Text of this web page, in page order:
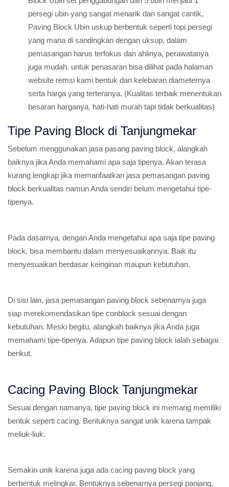
persegi ubin yang sangat menarik dan sangat cantik,
Paving Block Ubin uskup berbentuk seperti topi persegi
yang mana di sandingkan dengan uksup, dalam
pemasangan harus terfokus dan ahlinya, perawatanya
juga mudah. untuk penasaran bisa dilihat pada halaman
website remsi kami bentuk dan kelebaran diameternya
serta harga yang terteranya. (Kualitas terbaik menentukan
besaran harganya, hati-hati murah tapi tidak berkualitas)
Tipe Paving Block di Tanjungmekar
Sebelum menggunakan jasa pasang paving block, alangkah
baiknya jika Anda memahami apa saja tipenya. Akan terasa
kurang lengkap jika memanfaatkan jasa pemasangan paving
block berkualitas namun Anda sendiri belum mengetahui tipe-
tipenya.
Pada dasarnya, dengan Anda mengetahui apa saja tipe paving
block, bisa membantu dalam menyesuaikannya. Baik itu
menyesuaikan berdasar keinginan maupun kebutuhan.
Di sisi lain, jasa pemasangan paving block sebenarnya juga
siap merekomendasikan tipe conblock sesuai dengan
kebutuhan. Meski begitu, alangkah baiknya jika Anda juga
memahami tipe-tipenya. Adapun tipe paving block ialah sebagai
berikut.
Cacing Paving Block Tanjungmekar
Sesuai dengan namanya, tipe paving block ini memang memiliki
bentuk seperti cacing. Bentuknya sangat unik karena tampak
meliuk-liuk.
Semakin unik karena juga ada cacing paving block yang
berbentuk melingkar. Bentuknya sebenarnya persegi panjang,